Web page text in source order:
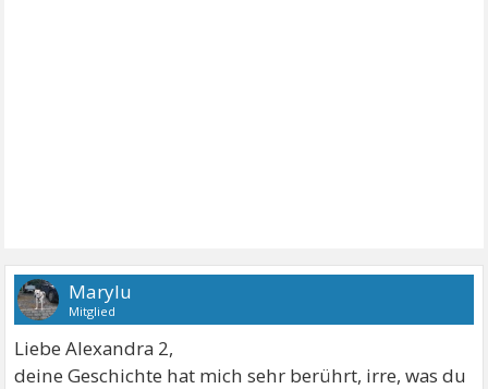
Marylu
Mitglied
Liebe Alexandra 2,
deine Geschichte hat mich sehr berührt, irre, was du